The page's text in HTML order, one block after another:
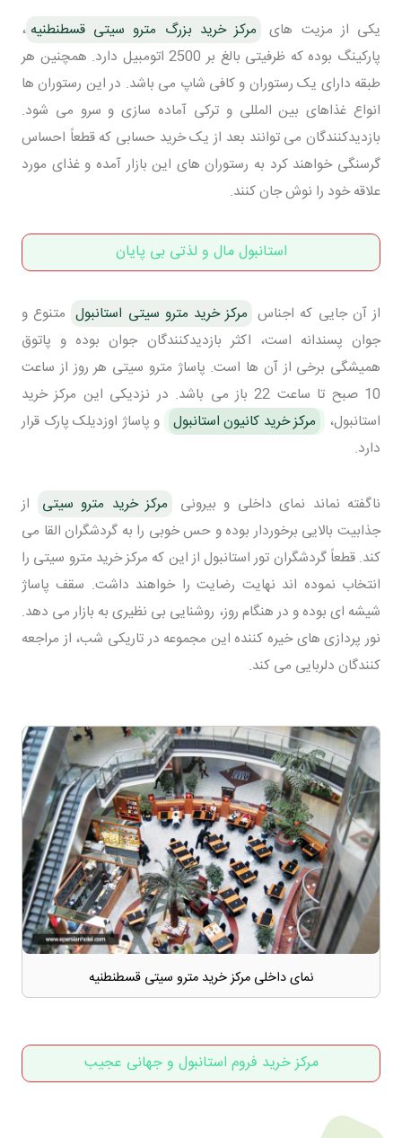
یکی از مزیت های مرکز خرید بزرگ مترو سیتی قسطنطنیه ،
پارکینگ بوده که ظرفیتی بالغ بر 2500 اتومبیل دارد. همچنین هر
طبقه دارای یک رستوران و کافی شاپ می باشد. در این رستوران ها
انواع غذاهای بین المللی و ترکی آماده سازی و سرو می شود.
بازدیدکنندگان می توانند بعد از یک خرید حسابی که قطعاً احساس
گرسنگی خواهند کرد به رستوران های این بازار آمده و غذای مورد
علاقه خود را نوش جان کنند.
استانبول مال و لذتی بی پایان
از آن جایی که اجناس مرکز خرید مترو سیتی استانبول متنوع و
جوان پسندانه است، اکثر بازدیدکنندگان جوان بوده و پاتوق
همیشگی برخی از آن ها است. پاساژ مترو سیتی هر روز از ساعت
10 صبح تا ساعت 22 باز می باشد. در نزدیکی این مرکز خرید
استانبول،
مرکز خرید کانیون استانبول و پاساژ اوزدیلک پارک قرار
دارد.
ناگفته نماند نمای داخلی و بیرونی مرکز خرید مترو سیتی
از
جذابیت بالایی برخوردار بوده و حس خوبی را به گردشگران القا می
کند. قطعاً گردشگران تور استانبول از این که مرکز خرید مترو سیتی را
انتخاب نموده اند نهایت رضایت را خواهند داشت. سقف پاساژ
شیشه ای بوده و در هنگام روز، روشنایی بی نظیری به بازار می دهد.
نور پردازی های خیره کننده این مجموعه در تاریکی شب، از مراجعه
کنندگان دلربایی می کند.
نمای داخلی مرکز خرید مترو سیتی قسطنطنیه
مرکز خرید فروم استانبول و جهانی عجیب